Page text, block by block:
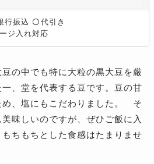
行振込 〇 代引き
ジ入れ対応
の中でも特に大粒の黒大豆を厳
、堂を代表する豆です。豆の甘
め、塩にもこだわりました。 そ
味しいのですが、ぜひご飯に入
ちもちとした食感はたまりませ